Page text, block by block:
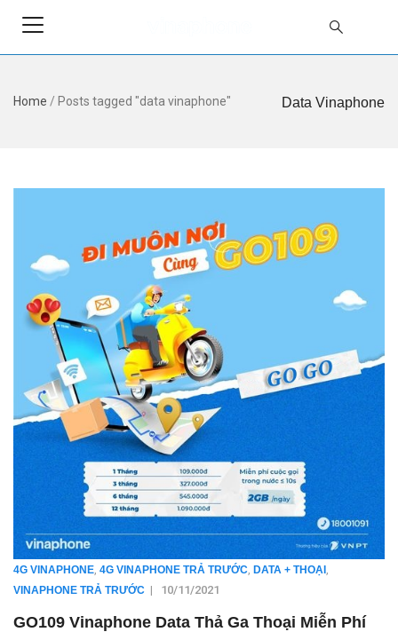
Data Vinaphone
Home / Posts tagged "data vinaphone"
4G VINAPHONE, 4G VINAPHONE TRẢ TRƯỚC, DATA + THOẠI ,
VINAPHONE TRẢ TRƯỚC | 10/11/2021
GO109 Vinaphone Data Thả Ga Thoại Miễn Phí